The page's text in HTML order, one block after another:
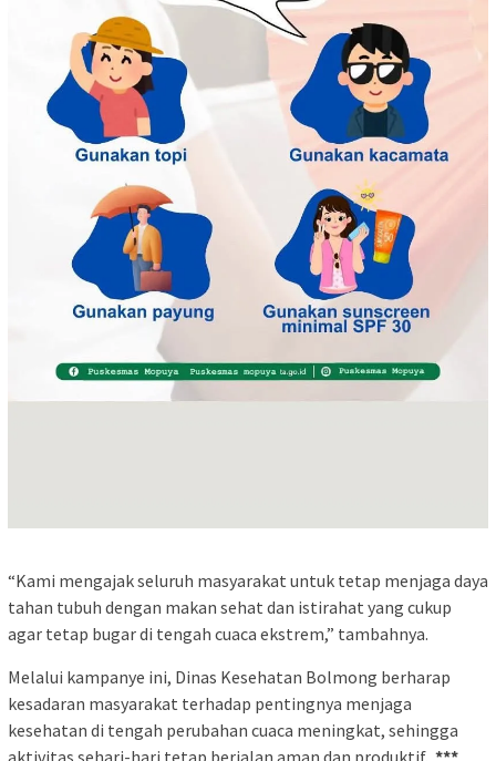
“Kami mengajak seluruh masyarakat untuk tetap menjaga daya
tahan tubuh dengan makan sehat dan istirahat yang cukup
agar tetap bugar di tengah cuaca ekstrem,” tambahnya.
Melalui kampanye ini, Dinas Kesehatan Bolmong berharap
kesadaran masyarakat terhadap pentingnya menjaga
kesehatan di tengah perubahan cuaca meningkat, sehingga